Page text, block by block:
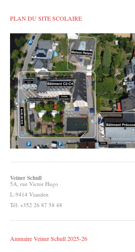
PLAN DU SITE SCOLAIRE
Veiner Schull
5A, rue Victor Hugo
L-9414 Vianden
Tél: +352 26 87 58 48
Annuaire Veiner Schull 2025-26